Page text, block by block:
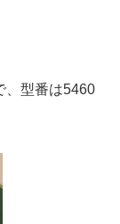
、型番は5460